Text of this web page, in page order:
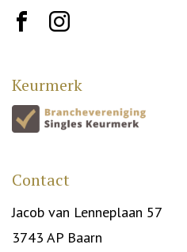
brand10 brand12
Keurmerk
Contact
Jacob van Lenneplaan 57
3743 AP Baarn